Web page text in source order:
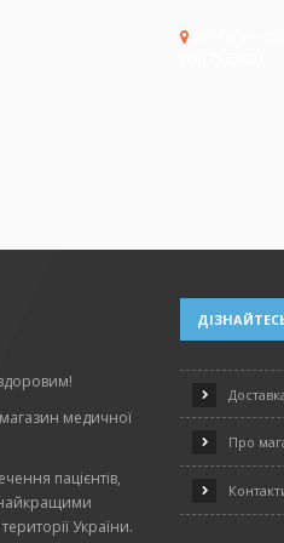
медичної
пацієнтів,
найкращими
України.
Про